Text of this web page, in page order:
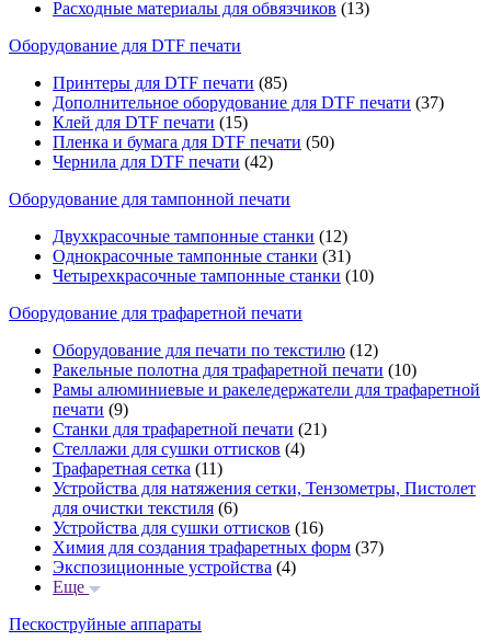
Расходные материалы для обвязчиков (13)
Оборудование для DTF печати
Принтеры для DTF печати (85)
Дополнительное оборудование для DTF печати (37)
Клей для DTF печати (15)
Пленка и бумага для DTF печати (50)
Чернила для DTF печати (42)
Оборудование для тампонной печати
Двухкрасочные тампонные станки (12)
Однокрасочные тампонные станки (31)
Четырехкрасочные тампонные станки (10)
Оборудование для трафаретной печати
Оборудование для печати по текстилю (12)
Ракельные полотна для трафаретной печати (10)
Рамы алюминиевые и ракеледержатели для трафаретной
печати (9)
Станки для трафаретной печати (21)
Стеллажи для сушки оттисков (4)
Трафаретная сетка (11)
Устройства для натяжения сетки, Тензометры, Пистолет
для очистки текстиля (6)
Устройства для сушки оттисков (16)
Химия для создания трафаретных форм (37)
Экспозиционные устройства (4)
Еще
Пескоструйные аппараты